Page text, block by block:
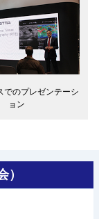
でのプレゼンテーシ
ョン